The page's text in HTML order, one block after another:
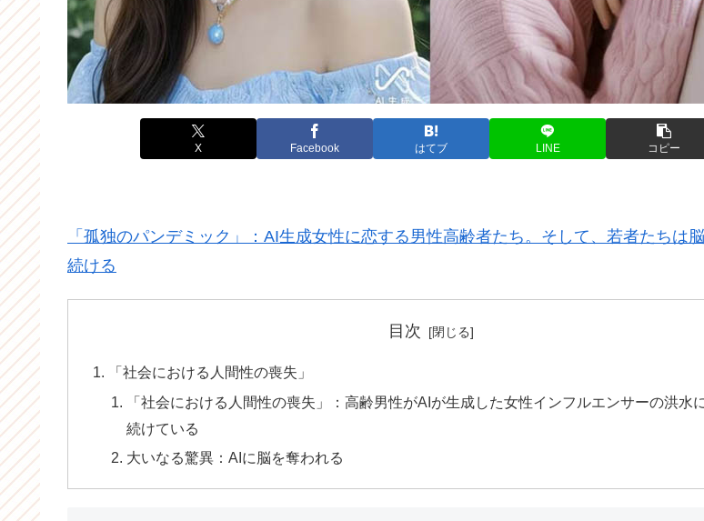
X Facebook はてブ LINE コピー
「孤独のパンデミック」：AI生成女性に恋する男性高齢者たち。そして、若者たちは
続ける
目次
「社会における人間性の喪失」
「社会における人間性の喪失」：高齢男性がAIが生成した女性インフルエンサーの洪水に
続けている
大いなる驚異：AIに脳を奪われる